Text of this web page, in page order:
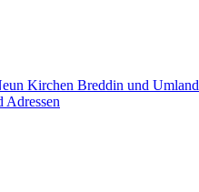
Kirchen Breddin und Umland
Adressen